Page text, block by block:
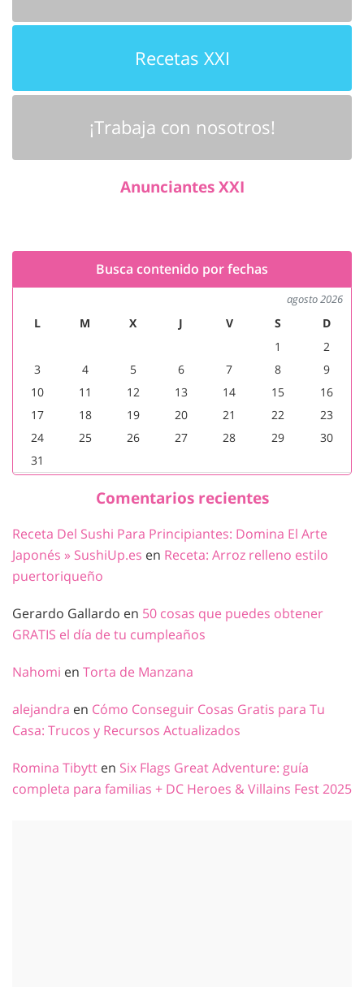
Recetas XXI
¡Trabaja con nosotros!
Anunciantes XXI
Busca contenido por fechas
agosto 2026
L M X J V S
D
1
2
3
4 5 6 7 8
9
10
11 12 13 14 15
16
17
18 19 20 21 22
23
24
25 26 27 28 29
30
31
Comentarios recientes
Receta Del Sushi Para Principiantes: Domina El Arte
Japonés » SushiUp.es en Receta: Arroz relleno estilo
puertoriqueño
Gerardo Gallardo en 50 cosas que puedes obtener
GRATIS el día de tu cumpleaños
Nahomi en Torta de Manzana
alejandra en Cómo Conseguir Cosas Gratis para Tu
Casa: Trucos y Recursos Actualizados
Romina Tibytt en Six Flags Great Adventure: guía
completa para familias + DC Heroes & Villains Fest 2025